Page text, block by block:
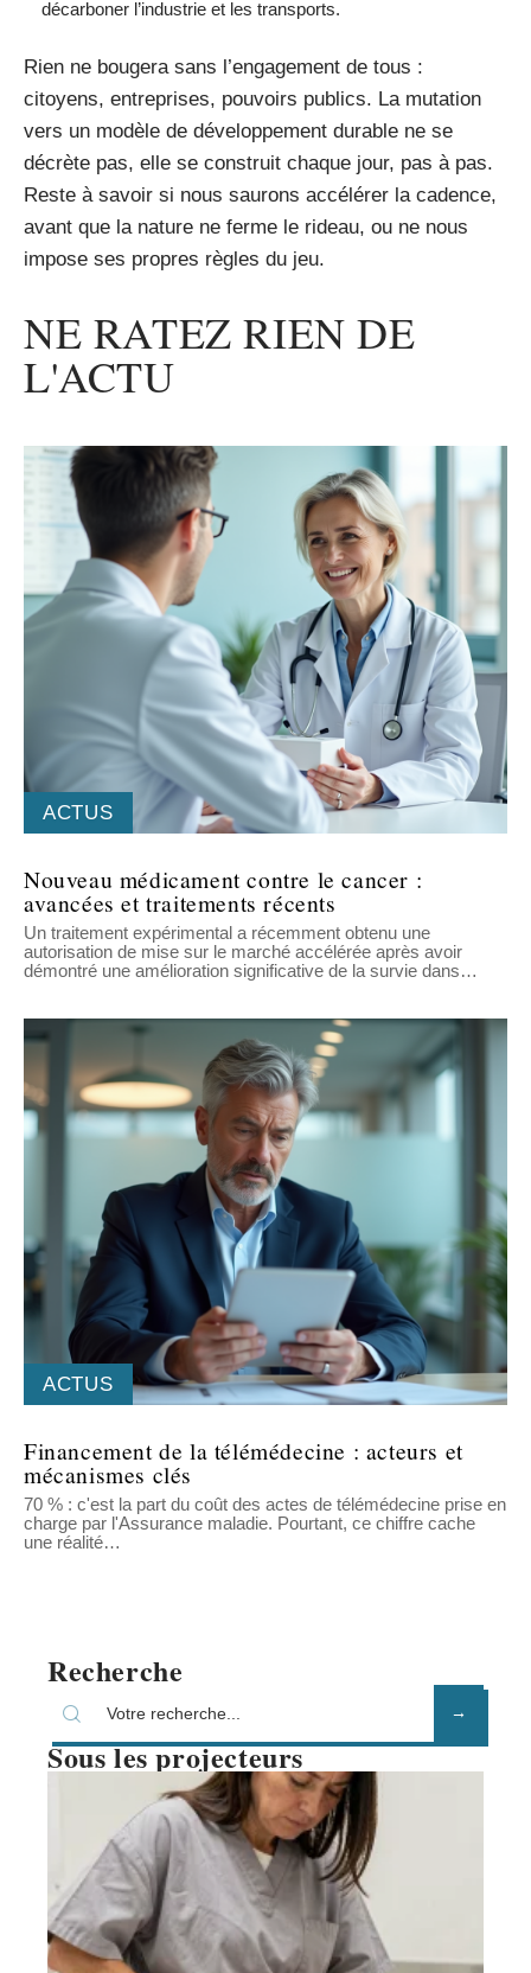
décarboner l’industrie et les transports.
Rien ne bougera sans l’engagement de tous :
citoyens, entreprises, pouvoirs publics. La mutation
vers un modèle de développement durable ne se
décrète pas, elle se construit chaque jour, pas à pas.
Reste à savoir si nous saurons accélérer la cadence,
avant que la nature ne ferme le rideau, ou ne nous
impose ses propres règles du jeu.
NE RATEZ RIEN DE
L'ACTU
ACTUS
Nouveau médicament contre le cancer :
avancées et traitements récents
Un traitement expérimental a récemment obtenu une
autorisation de mise sur le marché accélérée après avoir
démontré une amélioration significative de la survie dans…
ACTUS
Financement de la télémédecine : acteurs et
mécanismes clés
70 % : c'est la part du coût des actes de télémédecine prise en
charge par l'Assurance maladie. Pourtant, ce chiffre cache
une réalité…
Recherche
Sous les projecteurs